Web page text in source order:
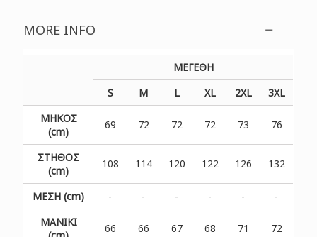
MORE INFO
ΜΕΓΕΘΗ
S
M L XL 2XL 3XL
ΜΗΚΟΣ
(cm)
69 72 72 72 73 76
ΣΤΗΘΟΣ
(cm)
108 114 120 122 126 132
ΜΕΣΗ (cm) - - - - -
-
ΜΑΝΙΚΙ
66 66 67 68 71 72